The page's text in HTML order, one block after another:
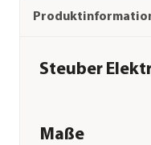
Steuber
Maße